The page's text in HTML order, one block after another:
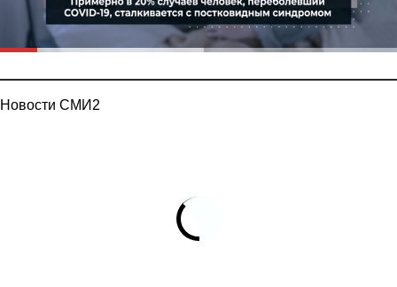
Новости СМИ2